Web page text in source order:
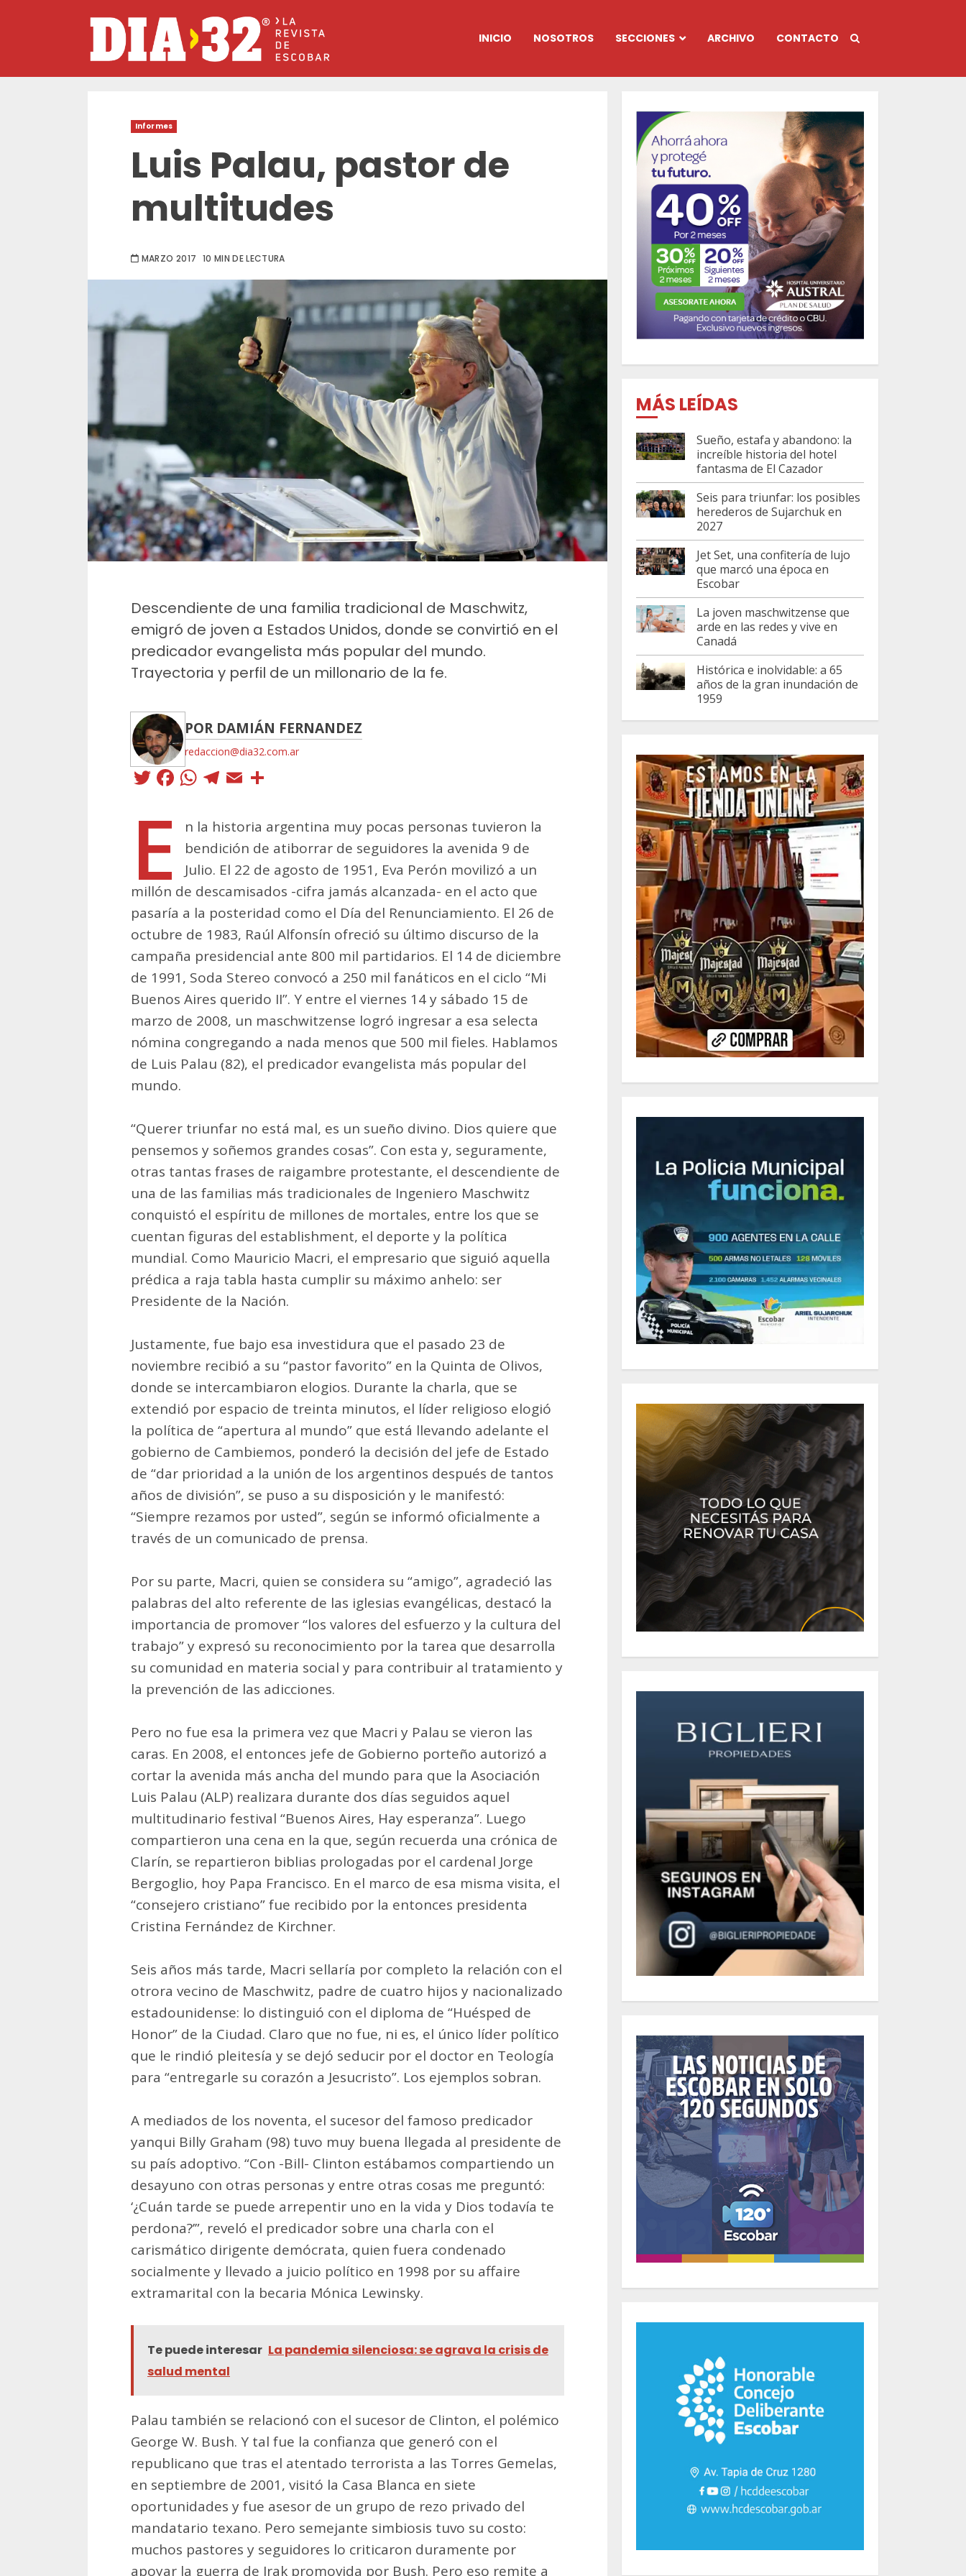
INICIO NOSOTROS SECCIONES ARCHIVO CONTACTO
Informes
Luis Palau, pastor de
multitudes
MARZO 2017 10 MIN DE LECTURA
Descendiente de una familia tradicional de Maschwitz,
emigró de joven a Estados Unidos, donde se convirtió en el
predicador evangelista más popular del mundo.
Trayectoria y perfil de un millonario de la fe.
POR DAMIÁN FERNANDEZ
redaccion@dia32.com.ar
Twitter
Facebook
WhatsApp
Telegram
Email
E
n la historia argentina muy pocas personas tuvieron la
bendición de atiborrar de seguidores la avenida 9 de
Julio. El 22 de agosto de 1951, Eva Perón movilizó a un
millón de descamisados -cifra jamás alcanzada- en el acto que
pasaría a la posteridad como el Día del Renunciamiento. El 26 de
octubre de 1983, Raúl Alfonsín ofreció su último discurso de la
campaña presidencial ante 800 mil partidarios. El 14 de diciembre
de 1991, Soda Stereo convocó a 250 mil fanáticos en el ciclo “Mi
Buenos Aires querido II”. Y entre el viernes 14 y sábado 15 de
marzo de 2008, un maschwitzense logró ingresar a esa selecta
nómina congregando a nada menos que 500 mil fieles. Hablamos
de Luis Palau (82), el predicador evangelista más popular del
mundo.
“Querer triunfar no está mal, es un sueño divino. Dios quiere que
pensemos y soñemos grandes cosas”. Con esta y, seguramente,
otras tantas frases de raigambre protestante, el descendiente de
una de las familias más tradicionales de Ingeniero Maschwitz
conquistó el espíritu de millones de mortales, entre los que se
cuentan figuras del establishment, el deporte y la política
mundial. Como Mauricio Macri, el empresario que siguió aquella
prédica a raja tabla hasta cumplir su máximo anhelo: ser
Presidente de la Nación.
Justamente, fue bajo esa investidura que el pasado 23 de
noviembre recibió a su “pastor favorito” en la Quinta de Olivos,
donde se intercambiaron elogios. Durante la charla, que se
extendió por espacio de treinta minutos, el líder religioso elogió
la política de “apertura al mundo” que está llevando adelante el
gobierno de Cambiemos, ponderó la decisión del jefe de Estado
de “dar prioridad a la unión de los argentinos después de tantos
años de división”, se puso a su disposición y le manifestó:
“Siempre rezamos por usted”, según se informó oficialmente a
través de un comunicado de prensa.
Por su parte, Macri, quien se considera su “amigo”, agradeció las
palabras del alto referente de las iglesias evangélicas, destacó la
importancia de promover “los valores del esfuerzo y la cultura del
trabajo” y expresó su reconocimiento por la tarea que desarrolla
su comunidad en materia social y para contribuir al tratamiento y
la prevención de las adicciones.
Pero no fue esa la primera vez que Macri y Palau se vieron las
caras. En 2008, el entonces jefe de Gobierno porteño autorizó a
cortar la avenida más ancha del mundo para que la Asociación
Luis Palau (ALP) realizara durante dos días seguidos aquel
multitudinario festival “Buenos Aires, Hay esperanza”. Luego
compartieron una cena en la que, según recuerda una crónica de
Clarín, se repartieron biblias prologadas por el cardenal Jorge
Bergoglio, hoy Papa Francisco. En el marco de esa misma visita, el
“consejero cristiano” fue recibido por la entonces presidenta
Cristina Fernández de Kirchner.
Seis años más tarde, Macri sellaría por completo la relación con el
otrora vecino de Maschwitz, padre de cuatro hijos y nacionalizado
estadounidense: lo distinguió con el diploma de “Huésped de
Honor” de la Ciudad. Claro que no fue, ni es, el único líder político
que le rindió pleitesía y se dejó seducir por el doctor en Teología
para “entregarle su corazón a Jesucristo”. Los ejemplos sobran.
A mediados de los noventa, el sucesor del famoso predicador
yanqui Billy Graham (98) tuvo muy buena llegada al presidente de
su país adoptivo. “Con -Bill- Clinton estábamos compartiendo un
desayuno con otras personas y entre otras cosas me preguntó:
‘¿Cuán tarde se puede arrepentir uno en la vida y Dios todavía te
perdona?’”, reveló el predicador sobre una charla con el
carismático dirigente demócrata, quien fuera condenado
socialmente y llevado a juicio político en 1998 por su affaire
extramarital con la becaria Mónica Lewinsky.
Te puede interesar La pandemia silenciosa: se agrava la crisis de
salud mental
Palau también se relacionó con el sucesor de Clinton, el polémico
George W. Bush. Y tal fue la confianza que generó con el
republicano que tras el atentado terrorista a las Torres Gemelas,
en septiembre de 2001, visitó la Casa Blanca en siete
oportunidades y fue asesor de un grupo de rezo privado del
mandatario texano. Pero semejante simbiosis tuvo su costo:
muchos pastores y seguidores lo criticaron duramente por
apoyar la guerra de Irak promovida por Bush. Pero eso remite a
MÁS LEÍDAS
Sueño, estafa y abandono: la
increíble historia del hotel
fantasma de El Cazador
Seis para triunfar: los posibles
herederos de Sujarchuk en
2027
Jet Set, una confitería de lujo
que marcó una época en
Escobar
La joven maschwitzense que
arde en las redes y vive en
Canadá
Histórica e inolvidable: a 65
años de la gran inundación de
1959